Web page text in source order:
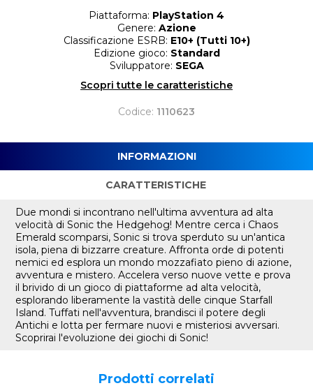
Piattaforma: PlayStation 4
Genere: Azione
Classificazione ESRB: E10+ (Tutti 10+)
Edizione gioco: Standard
Sviluppatore: SEGA
Scopri tutte le caratteristiche
Codice: 1110623
INFORMAZIONI
CARATTERISTICHE
Due mondi si incontrano nell'ultima avventura ad alta
velocità di Sonic the Hedgehog! Mentre cerca i Chaos
Emerald scomparsi, Sonic si trova sperduto su un'antica
isola, piena di bizzarre creature. Affronta orde di potenti
nemici ed esplora un mondo mozzafiato pieno di azione,
avventura e mistero. Accelera verso nuove vette e prova
il brivido di un gioco di piattaforme ad alta velocità,
esplorando liberamente la vastità delle cinque Starfall
Island. Tuffati nell'avventura, brandisci il potere degli
Antichi e lotta per fermare nuovi e misteriosi avversari.
Scoprirai l'evoluzione dei giochi di Sonic!
Prodotti correlati